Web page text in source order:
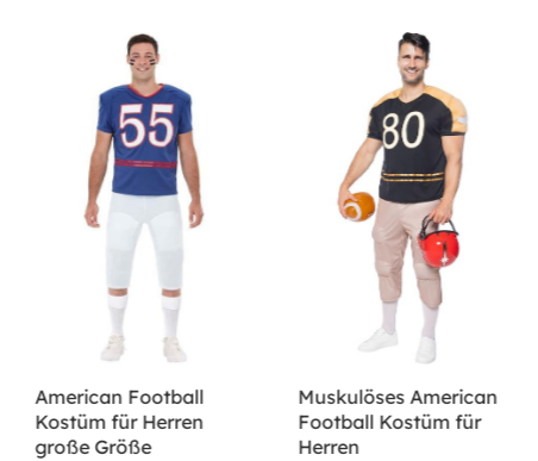
American Football
Kostüm für Herren
große Größe
Muskulöses American
Football Kostüm für
Herren